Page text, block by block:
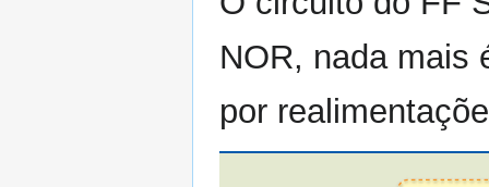
NOR, nada mais
por